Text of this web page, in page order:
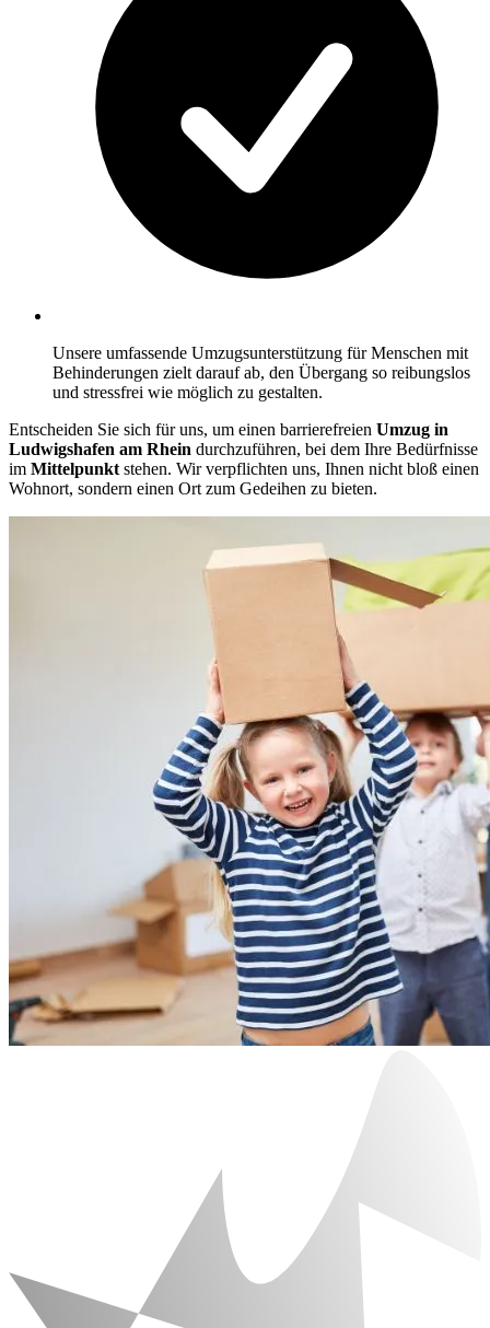
Unsere umfassende Umzugsunterstützung für Menschen mit
Behinderungen zielt darauf ab, den Übergang so reibungslos
und stressfrei wie möglich zu gestalten.
Entscheiden Sie sich für uns, um einen barrierefreien Umzug in
Ludwigshafen am Rhein durchzuführen, bei dem Ihre Bedürfnisse
im Mittelpunkt stehen. Wir verpflichten uns, Ihnen nicht bloß einen
Wohnort, sondern einen Ort zum Gedeihen zu bieten.